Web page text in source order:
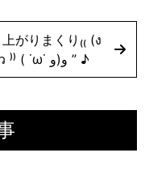
がりまくり₍₍ (ง
˙ω˙)ว ⁾⁾ ( ˙ω˙ و(و ” ♪